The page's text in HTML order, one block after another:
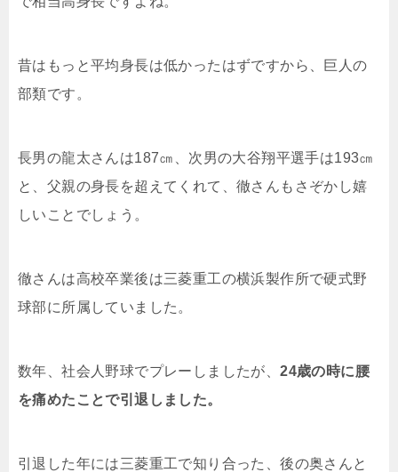
昔はもっと平均身長は低かったはずですから、巨人の
部類です。
長男の龍太さんは187㎝、次男の大谷翔平選手は193㎝
と、父親の身長を超えてくれて、徹さんもさぞかし嬉
しいことでしょう。
徹さんは高校卒業後は三菱重工の横浜製作所で硬式野
球部に所属していました。
数年、社会人野球でプレーしましたが、24歳の時に腰
を痛めたことで引退しました。
引退した年には三菱重工で知り合った、後の奥さんと